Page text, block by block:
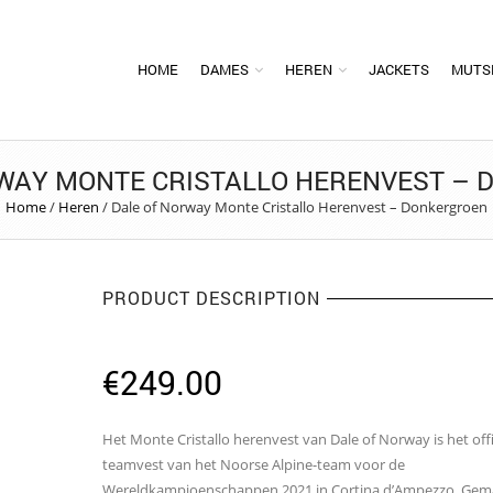
HOME DAMES HEREN JACKETS
MONTE CRISTALLO HERENVEST –
Home/ Heren / Dale of Norway Monte Cristallo Herenvest – Donkergroen
PRODUCT DESCRIPTION
€249.00
Het Monte Cristallo herenvest van Dale of Norway is het
teamvest van het Noorse Alpine-team voor de